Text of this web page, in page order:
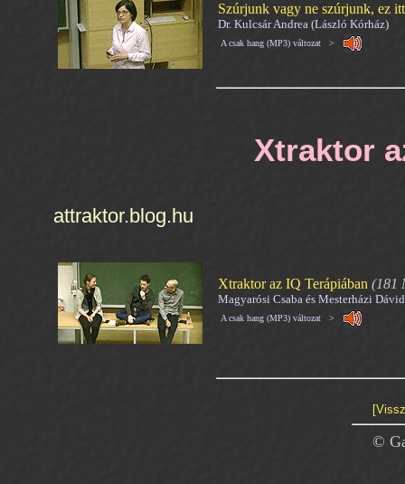
Szúrjunk vagy ne szúrjunk, ez
Dr. Kulcsár Andrea (László Kórház)
A csak hang (MP3) változat >
Xtraktor
attraktor.blog.hu
Xtraktor az IQ Terápiában (181
Magyarósi Csaba és Mesterházi Dávid
A csak hang (MP3) változat >
©